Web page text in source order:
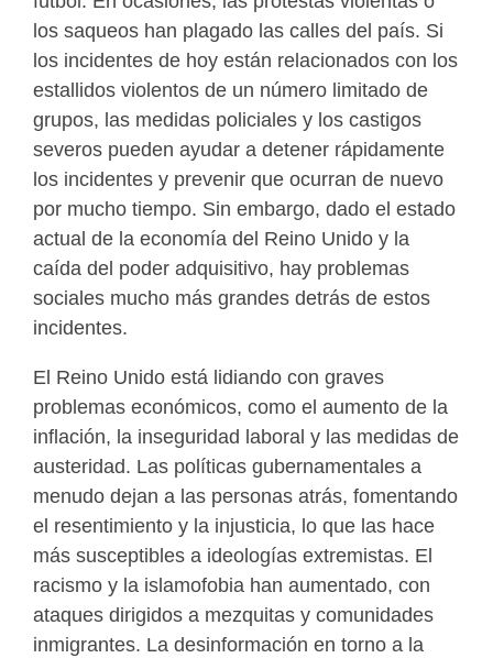
los saqueos han plagado las calles del país. Si
los incidentes de hoy están relacionados con los
estallidos violentos de un número limitado de
grupos, las medidas policiales y los castigos
severos pueden ayudar a detener rápidamente
los incidentes y prevenir que ocurran de nuevo
por mucho tiempo. Sin embargo, dado el estado
actual de la economía del Reino Unido y la
caída del poder adquisitivo, hay problemas
sociales mucho más grandes detrás de estos
incidentes.
El Reino Unido está lidiando con graves
problemas económicos, como el aumento de la
inflación, la inseguridad laboral y las medidas de
austeridad. Las políticas gubernamentales a
menudo dejan a las personas atrás, fomentando
el resentimiento y la injusticia, lo que las hace
más susceptibles a ideologías extremistas. El
racismo y la islamofobia han aumentado, con
ataques dirigidos a mezquitas y comunidades
inmigrantes. La desinformación en torno a la